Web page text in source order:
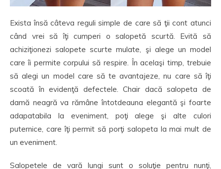
Exista însă câteva reguli simple de care să ţii cont atunci
când vrei să îţi cumperi o salopetă scurtă. Evită să
achiziţionezi salopete scurte mulate, şi alege un model
care îi permite corpului să respire. În acelaşi timp, trebuie
să alegi un model care să te avantajeze, nu care să îţi
scoată în evidenţă defectele. Chair dacă salopeta de
damă neagră va rămâne întotdeauna elegantă şi foarte
adapatabila la eveniment, poţi alege şi alte culori
puternice, care îţi permit să porţi salopeta la mai mult de
un eveniment.
Salopetele de vară lungi sunt o soluţie pentru nunţi,